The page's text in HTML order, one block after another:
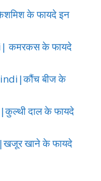
के फायदे इन
कमरकस के फायदे
बीज के
दाल के फायदे
खाने के फायदे